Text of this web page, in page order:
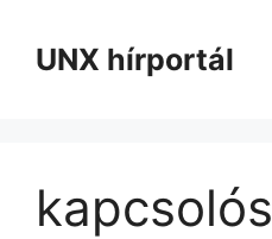
tartalomba
UNX hírportál
kapcsolós